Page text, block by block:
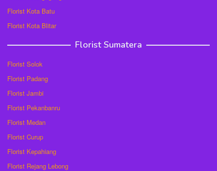
Florist Kota Batu
Florist Kota Blitar
Florist Sumatera
Florist Solok
Florist Padang
Florist Jambi
Florist Pekanbanru
Florist Medan
Florist Curup
Florist Kepahiang
Florist Rejang Lebong